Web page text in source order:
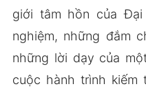
giới tâm hồn của
nghiệm, những đắm
những lời dạy của
cuộc hành trình